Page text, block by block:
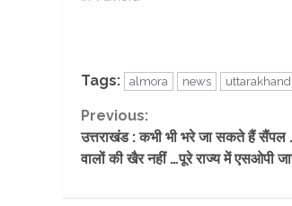
Tags: almora news uttarakhand
Continue
Reading
Previous:
उत्तराखंड : कभी भी भरे जा सकते हैं सैंपल
वालों की खैर नहीं …पूरे राज्य में एसओपी